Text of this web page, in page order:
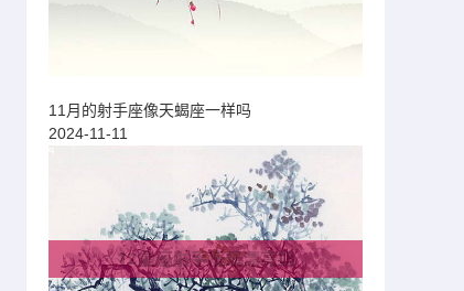
11月的射手座像天蝎座一样吗
2024-11-11